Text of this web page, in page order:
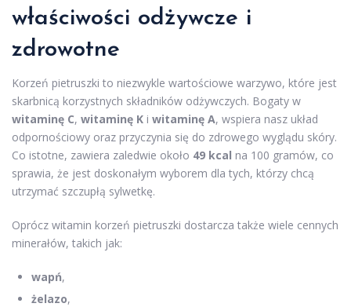
właściwości odżywcze i
zdrowotne
Korzeń pietruszki to niezwykle wartościowe warzywo, które jest
skarbnicą korzystnych składników odżywczych. Bogaty w
witaminę C, witaminę K i witaminę A, wspiera nasz układ
odpornościowy oraz przyczynia się do zdrowego wyglądu skóry.
Co istotne, zawiera zaledwie około 49 kcal na 100 gramów, co
sprawia, że jest doskonałym wyborem dla tych, którzy chcą
utrzymać szczupłą sylwetkę.
Oprócz witamin korzeń pietruszki dostarcza także wiele cennych
minerałów, takich jak:
wapń,
żelazo,